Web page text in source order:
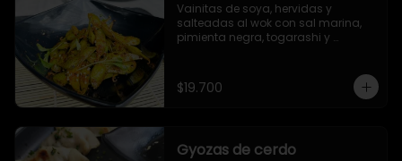
Vainitas de soya, hervidas y
salteadas al wok con sal marina,
pimienta negra, togarashi y
$19.700
Gyozas de cerdo